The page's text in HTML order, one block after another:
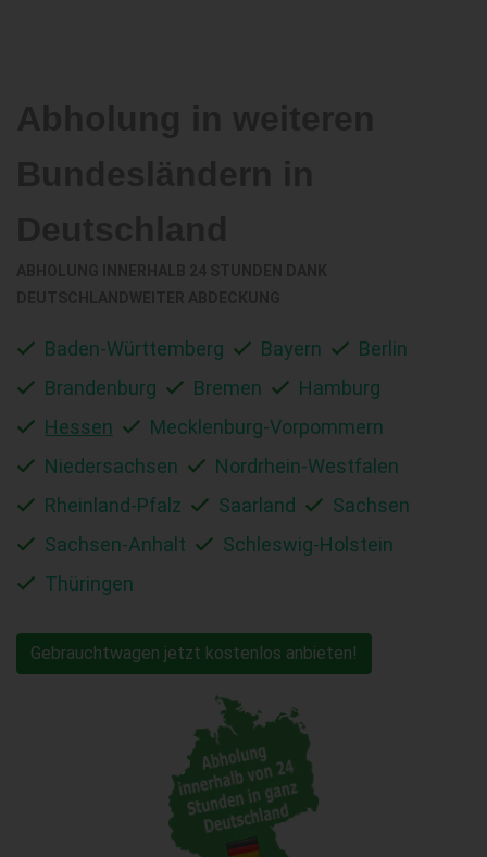
Baden-Württemberg Bayern
Berlin
Brandenburg
Bremen
Hamburg
Hessen
Mecklenburg-Vorpommern
Niedersachsen
Nordrhein-Westfalen
Rheinland-Pfalz
Saarland
Sachsen
Sachsen-Anhalt
Schleswig-Holstein
Thüringen
Gebrauchtwagen jetzt kostenlos anbieten!